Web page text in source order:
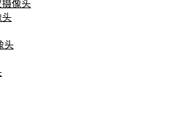
摄像头
头
头